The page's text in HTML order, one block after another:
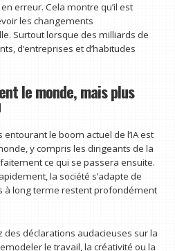
erreur. Cela montre qu’il est
les changements
Surtout lorsque des milliards de
d’entreprises et d’habitudes
le monde, mais plus
le boom actuel de l’IA est
y compris les dirigeants de la
ce qui se passera ensuite.
la société s’adapte de
à long terme restent profondément
des déclarations audacieuses sur la
le travail, la créativité ou la